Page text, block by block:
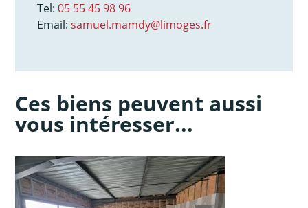
Tel:05 55 45 98 96
Email:samuel.mamdy@limoges.fr
Ces biens peuvent aussi
vous intéresser...